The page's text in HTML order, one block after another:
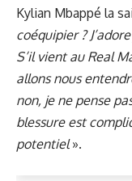
Kylian Mbappé la
coéquipier ?
S’il vient au Real
allons nous
non, je ne pense
blessure est
potentiel».